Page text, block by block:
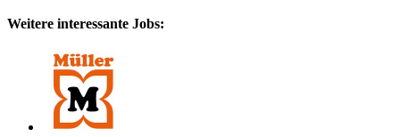
Weitere interessante Jobs: